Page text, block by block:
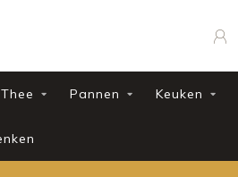
Thee Pannen Keuken